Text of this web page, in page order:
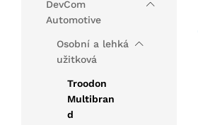
DevCom
Automotive
Osobní a lehká
užitková
Troodon
Multibran
d